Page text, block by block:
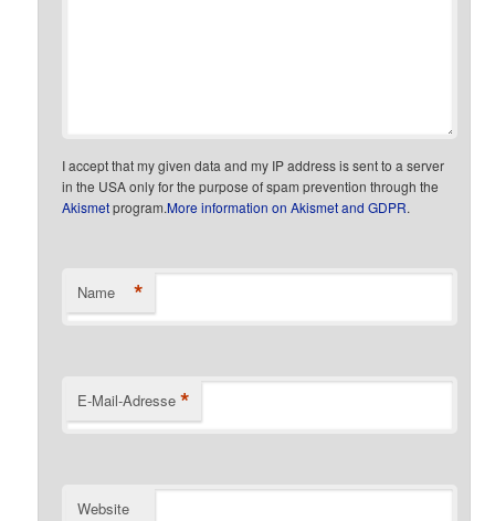
I accept that my given data and my IP address is sent to a server
in the USA only for the purpose of spam prevention through the
Akismetprogram.More information on Akismet and GDPR.
Name *
E-Mail-Adresse *
Website